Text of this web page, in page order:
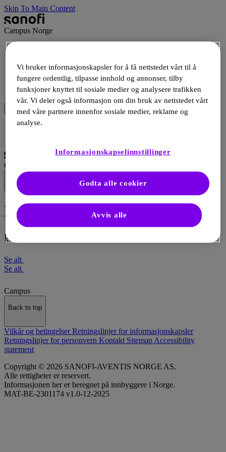
Skip To Main Content
Campus Norge
Arrangementer
Produkter
Webshop
Logg Inn
Campus Norge
Myelomatose
Utdannelse
Se alt
Se alt
Campus
Back to top
Vilkår og betingelserRetningslinjer for informasjonskapsler
Retningslinjer for personvern Kontakt SitemapAccessibility
statement
Copyright © 2026 SANOFI-AVENTIS NORGE AS.
Alle rettigheter er reservert.
Informasjonen her er beregnet på innbyggere i Norge.
MAT-BE-2301174 v1.0-12-2025
Vi bruker informasjonskapsler for å få nettstedet vårt til å
fungere ordentlig, tilpasse innhold og annonser, tilby
funksjoner knyttet til sosiale medier og analysere trafikken
vår. Vi deler også informasjon om din bruk av nettstedet vårt
med våre partnere innenfor sosiale medier, reklame og
analyse.
Informasjonskapselinnstillinger
Avvis alle
Godta alle cookier